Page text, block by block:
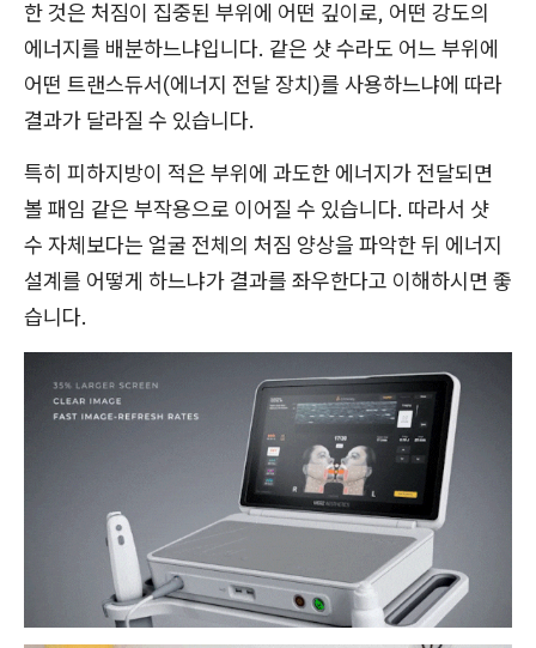
한 것은 처짐이 집중된 부위에 어떤 깊이로, 어떤 강도의
에너지를 배분하느냐입니다. 같은 샷 수라도 어느 부위에
어떤 트랜스듀서(에너지 전달 장치)를 사용하느냐에 따라
결과가 달라질 수 있습니다.
특히 피하지방이 적은 부위에 과도한 에너지가 전달되면
볼 패임 같은 부작용으로 이어질 수 있습니다. 따라서 샷
수 자체보다는 얼굴 전체의 처짐 양상을 파악한 뒤 에너지
설계를 어떻게 하느냐가 결과를 좌우한다고 이해하시면 좋
습니다.